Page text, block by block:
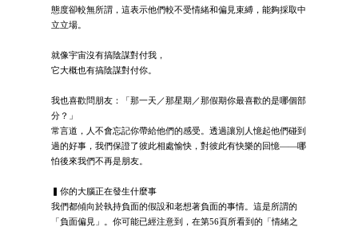
態度卻較無所謂，這表示他們較不受情緒和偏見束縛，能夠採取中
立立場。
就像宇宙沒有搞陰謀對付我，
它大概也有搞陰謀對付你。
我也喜歡問朋友：「那一天／那星期／那假期你最喜歡的是哪個部
分？」
常言道，人不會忘記你帶給他們的感受。透過讓別人憶起他們碰到
過的好事，我們保證了彼此相處愉快，對彼此有快樂的回憶——哪
怕後來我們不再是朋友。
▍你的大腦正在發生什麼事
我們都傾向於執持負面的假設和老想著負面的事情。這是所謂的
「負面偏見」。你可能已經注意到，在第56頁所看到的「情緒之